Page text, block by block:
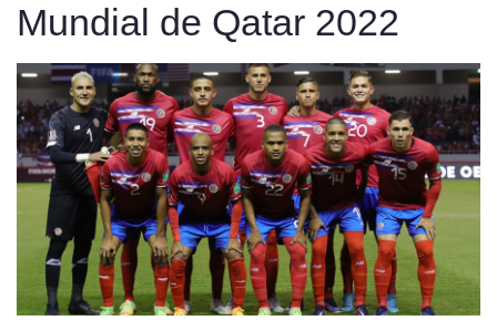
Mundial de Qatar 2022